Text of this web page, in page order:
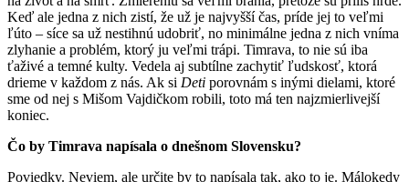
Keď ale jedna z nich zistí, že už je najvyšší čas, príde jej to veľmi
ľúto – síce sa už nestihnú udobriť, no minimálne jedna z nich vníma
zlyhanie a problém, ktorý ju veľmi trápi. Timrava, to nie sú iba
ťaživé a temné kulty. Vedela aj subtílne zachytiť ľudskosť, ktorá
drieme v každom z nás. Ak si Deti porovnám s inými dielami, ktoré
sme od nej s Mišom Vajdičkom robili, toto má ten najzmierlivejší
koniec.
Čo by Timrava napísala o dnešnom Slovensku?
Poviedky. Neviem, ale určite by to napísala tak, ako to je. Málokedy